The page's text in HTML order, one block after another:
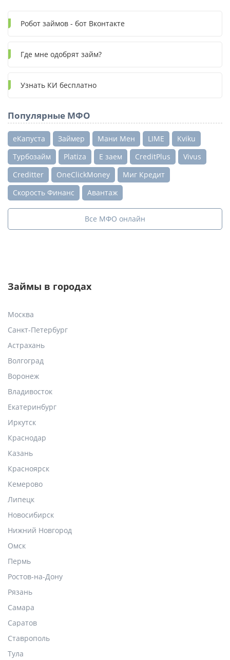
Робот займов - бот Вконтакте
Где мне одобрят займ?
Узнать КИ бесплатно
Популярные МФО
еКапуста Займер Мани Мен LIME
Kviku
Турбозайм
Platiza Е заем CreditPlus
Vivus
Creditter
OneClickMoney
Миг Кредит
Скорость Финанс
Авантаж
Все МФО онлайн
Займы в городах
Москва
Санкт-Петербург
Астрахань
Волгоград
Воронеж
Владивосток
Екатеринбург
Иркутск
Краснодар
Казань
Красноярск
Кемерово
Липецк
Новосибирск
Нижний Новгород
Омск
Пермь
Ростов-на-Дону
Рязань
Самара
Саратов
Ставрополь
Тула